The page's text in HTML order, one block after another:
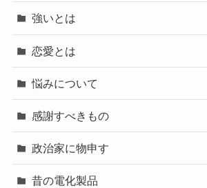
強いとは
恋愛とは
悩みについて
感謝すべきもの
政治家に物申す
昔の電化製品